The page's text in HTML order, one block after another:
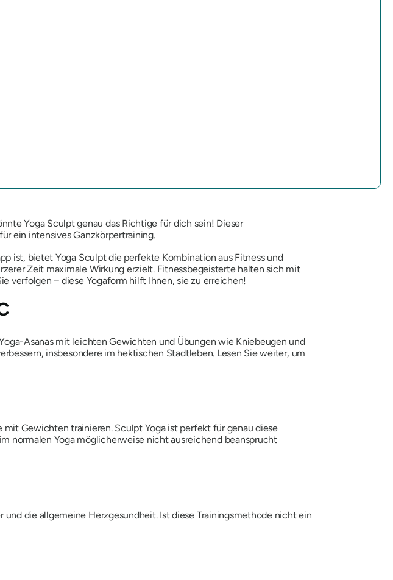
Yoga Sculpt genau das Richtige für dich sein! Dieser
ein intensives Ganzkörpertraining.
ist, bietet Yoga Sculpt die perfekte Kombination aus Fitness und
Zeit maximale Wirkung erzielt. Fitnessbegeisterte halten sich mit
verfolgen – diese Yogaform hilft Ihnen, sie zu erreichen!
Asanas mit leichten Gewichten und Übungen wie Kniebeugen und
insbesondere im hektischen Stadtleben. Lesen Sie weiter, um
Gewichten trainieren. Sculpt Yoga ist perfekt für genau diese
normalen Yoga möglicherweise nicht ausreichend beansprucht
die allgemeine Herzgesundheit. Ist diese Trainingsmethode nicht ein